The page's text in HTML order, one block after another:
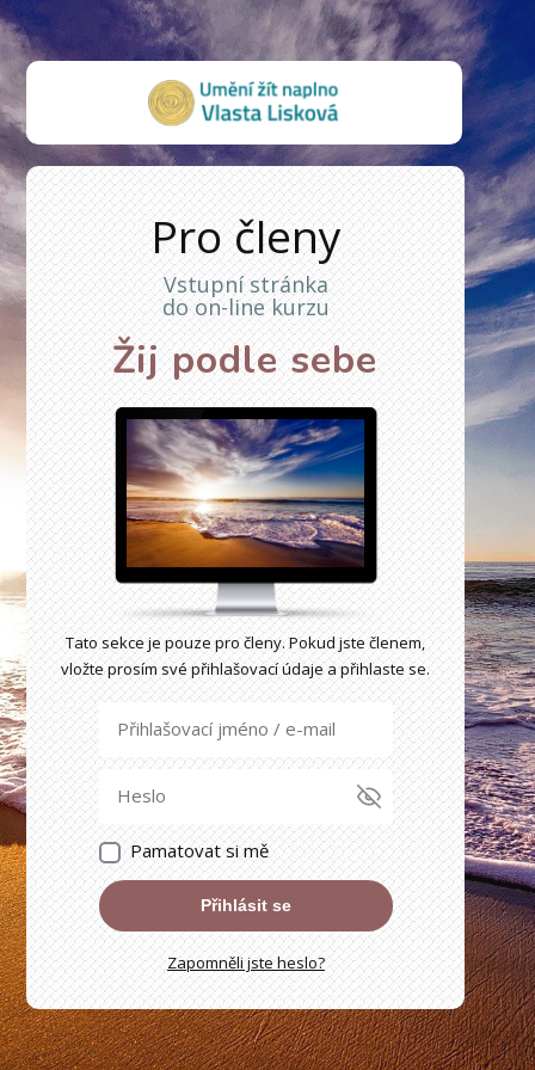
Pro členy
Vstupní stránka
do on-line kurzu
Žij podle sebe
Tato sekce je pouze pro členy. Pokud jste členem,
vložte prosím své přihlašovací údaje a přihlaste se.
Pamatovat si mě
Přihlásit se
Zapomněli jste heslo?